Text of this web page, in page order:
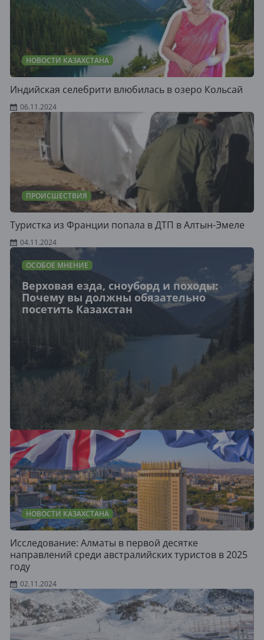
НОВОСТИ КАЗАХСТАНА
Индийская селебрити влюбилась в озеро Кольсай
06.11.2024
ПРОИСШЕСТВИЯ
Туристка из Франции попала в ДТП в Алтын-Эмеле
04.11.2024
ОСОБОЕ МНЕНИЕ
Верховая езда, сноуборд и походы:
Почему вы должны обязательно
посетить Казахстан
НОВОСТИ КАЗАХСТАНА
Исследование: Алматы в первой десятке
направлений среди австралийских туристов в 2025
году
02.11.2024